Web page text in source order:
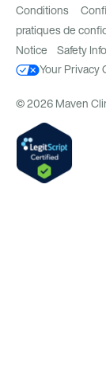
Conditions
pratiques de
Notice
Safety
Your Privacy
© 2026 Maven